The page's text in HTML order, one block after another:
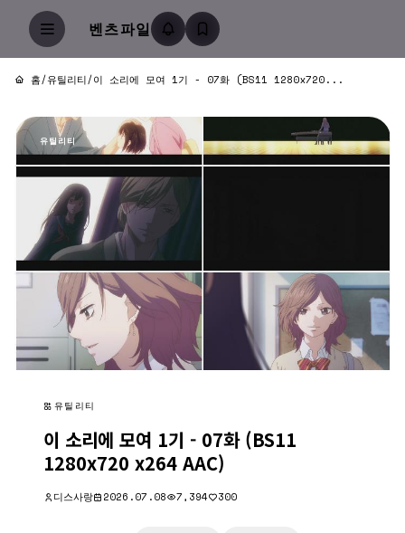
벤츠파일
홈/유틸리티/이 소리에 모여 1기 - 07화 (BS11 1280x720...
유틸리티
유틸리티
이 소리에 모여 1기 - 07화 (BS11
1280x720 x264 AAC)
디스사랑 2026.07.08 7,394 300